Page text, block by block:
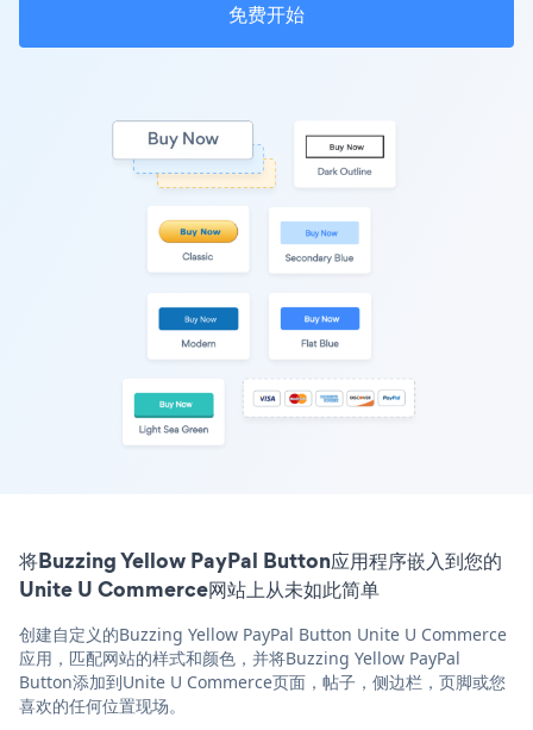
免费开始
将Buzzing Yellow PayPal Button应用程序嵌入到您的
Unite U Commerce网站上从未如此简单
创建自定义的Buzzing Yellow PayPal Button Unite U Commerce
应用，匹配网站的样式和颜色，并将Buzzing Yellow PayPal
Button添加到Unite U Commerce页面，帖子，侧边栏，页脚或您
喜欢的任何位置现场。